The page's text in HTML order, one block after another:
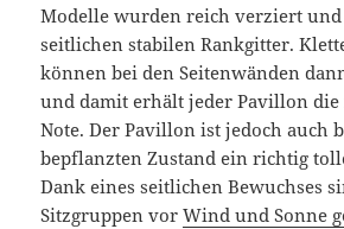
Modelle wurden reich verziert und
seitlichen stabilen Rankgitter.
können bei den Seitenwänden
und damit erhält jeder Pavillon
Note. Der Pavillon ist jedoch auch
bepflanzten Zustand ein richtig
Dank eines seitlichen Bewuchses
Sitzgruppen vorWind und Sonne